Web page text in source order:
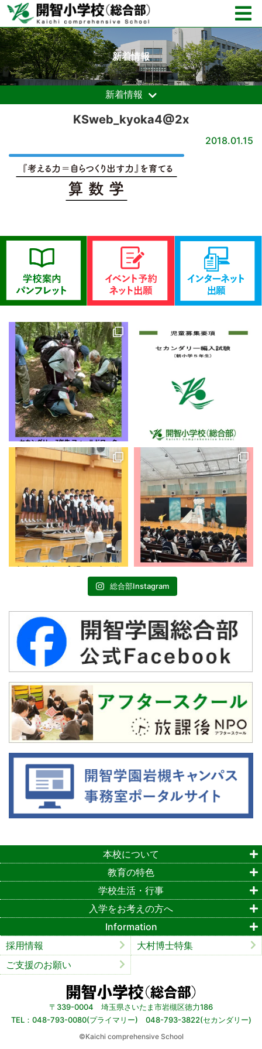
新着情報
新着情報
KSweb_kyoka4@2x
2018.01.15
総合部Instagram
〒339-0004 埼玉県さいたま市岩槻区徳力186
TEL：048-793-0080(プライマリー) 048-793-3822(セカンダリー)
本校について
教育の特色
学校生活・行事
入学をお考えの方へ
Information
採用情報
大村博士特集
ご支援のお願い
©︎Kaichi comprehensive School